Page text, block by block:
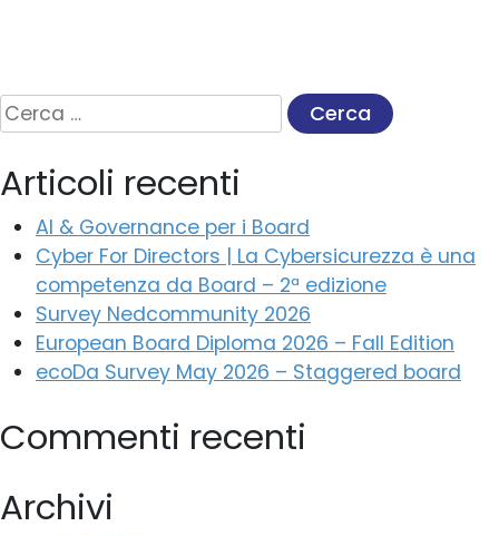
Ricerca
per:
Articoli recenti
AI & Governance per i Board
Cyber For Directors | La Cybersicurezza è una
competenza da Board – 2ª edizione
Survey Nedcommunity 2026
European Board Diploma 2026 – Fall Edition
ecoDa Survey May 2026 – Staggered board
Commenti recenti
Archivi